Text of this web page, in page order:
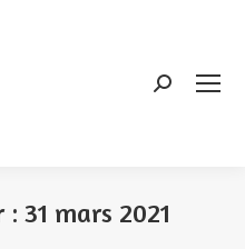
Search:
: 31 mars 2021